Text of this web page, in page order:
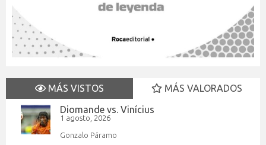
MÁS VISTOS
MÁS VALORADOS
Diomande vs. Vinícius
1 agosto, 2026
Gonzalo Páramo